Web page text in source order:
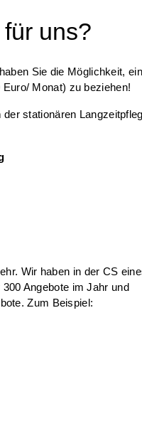
uns?
Sie die Möglichkeit,
Monat) zu beziehen!
stationären
Wir haben in der CS
Angebote im Jahr und
Zum Beispiel: